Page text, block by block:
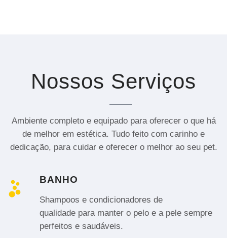
Nossos Serviços
Ambiente completo e equipado para oferecer o que há
de melhor em estética. Tudo feito com carinho e
dedicação, para cuidar e oferecer o melhor ao seu pet.
BANHO
Shampoos e condicionadores de
qualidade para manter o pelo e a pele sempre
perfeitos e saudáveis.